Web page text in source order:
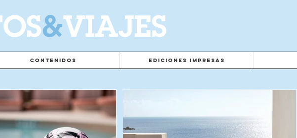
&VIAJES
Contenidos Ediciones Impresas